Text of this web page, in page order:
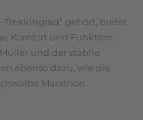
Trekkingrad“ gehört, bietet
Komfort und Funktion:
und der stabile
ebenso dazu, wie die
Marathon